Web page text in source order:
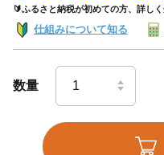
🔰ふるさと納税が初めての方、詳し
仕組みについて知る
数量